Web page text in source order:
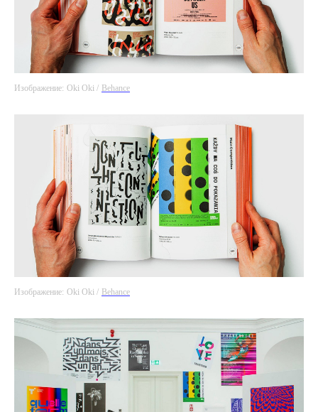
Изображение: Oki Oki / Behance
Изображение: Oki Oki / Behance